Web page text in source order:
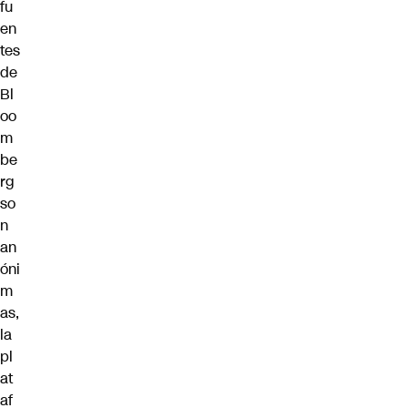
fu
en
tes
de
Bl
oo
m
be
rg
so
n
an
óni
m
as,
la
pl
at
af